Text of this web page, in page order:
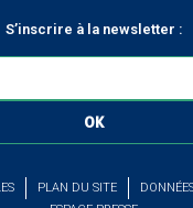
S’inscrire à la newsletter :
OK
PLAN DU SITE